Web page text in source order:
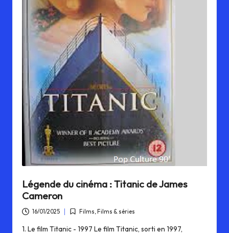
Légende du cinéma : Titanic de James
Cameron
16/01/2025
Posted
in
Films, Films & séries
1. Le film Titanic - 1997 Le film Titanic, sorti en 1997,